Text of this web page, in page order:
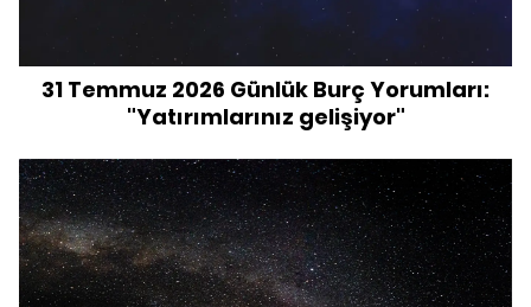
31 Temmuz 2026 Günlük Burç Yorumları:
"Yatırımlarınız gelişiyor"